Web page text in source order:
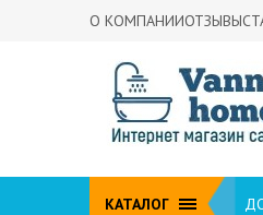
О КОМПАНИИОТЗЫВЫ
КАТАЛОГ